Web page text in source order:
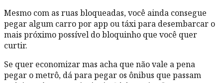
Mesmo com as ruas bloqueadas, você ainda consegue
pegar algum carro por app ou táxi para desembarcar o
mais próximo possível do bloquinho que você quer
curtir.
Se quer economizar mas acha que não vale a pena
pegar o metrô, dá para pegar os ônibus que passam